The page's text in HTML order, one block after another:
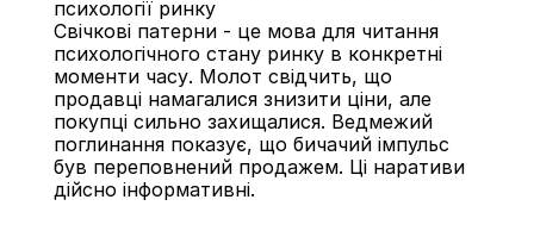
психології ринку
Свічкові патерни - це мова для читання
психологічного стану ринку в конкретні
моменти часу. Молот свідчить, що
продавці намагалися знизити ціни, але
покупці сильно захищалися. Ведмежий
поглинання показує, що бичачий імпульс
був переповнений продажем. Ці наративи
дійсно інформативні.